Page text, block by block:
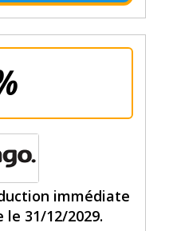
immédiate
le 31/12/2029.